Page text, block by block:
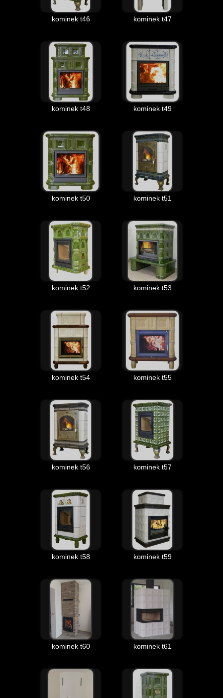
kominek t46 kominek t47
kominek t48 kominek t49
kominek t50 kominek t51
kominek t52 kominek t53
kominek t54 kominek t55
kominek t56 kominek t57
kominek t58 kominek t59
kominek t60 kominek t61